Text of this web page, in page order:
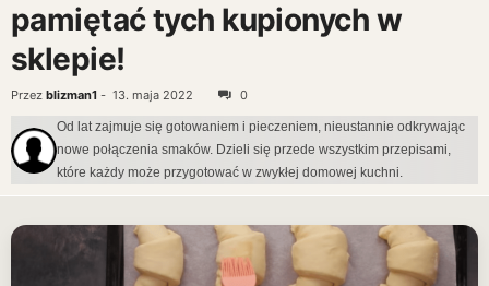
pamiętać tych kupionych w
sklepie!
Przez blizman1 - 13. maja 2022 0
Od lat zajmuje się gotowaniem i pieczeniem, nieustannie odkrywając
nowe połączenia smaków. Dzieli się przede wszystkim przepisami,
które każdy może przygotować w zwykłej domowej kuchni.